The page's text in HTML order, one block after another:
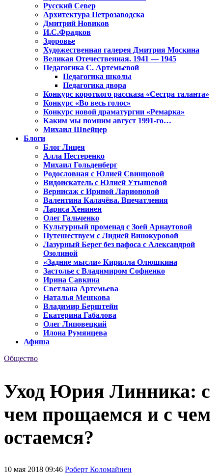
Русский Север
Архитектура Петрозаводска
Дмитрий Новиков
И.С.Фрадков
Здоровье
Художественная галерея Дмитрия Москина
Великая Отечественная. 1941 — 1945
Педагогика С. Артемьевой
Педагогика школы
Педагогика двора
Конкурс короткого рассказа «Сестра таланта»
Конкурс «Во весь голос»
Конкурс новой драматургии «Ремарка»
Каким мы помним август 1991-го…
Михаил Швейцер
Блоги
Блог Лицея
Алла Нестеренко
Михаил Гольденберг
Родословная с Юлией Свинцовой
Видоискатель с Юлией Утышевой
Вернисаж с Ириной Ларионовой
Валентина Калачёва. Впечатления
Лариса Хенинен
Олег Гальченко
Культурный променад с Зоей Арнаутовой
Путешествуем с Лидией Винокуровой
Лазурный Берег без пафоса с Александрой
Озолиной
«Задние мысли» Кирилла Олюшкина
Застолье с Владимиром Софиенко
Ирина Савкина
Светлана Артемьева
Наталья Мешкова
Владимир Берштейн
Екатерина Габалова
Олег Липовецкий
Илона Румянцева
Афиша
Общество
Уход Юрия Линника: с
чем прощаемся и с чем
остаемся?
10 мая 2018 09:46 Роберт Коломайнен